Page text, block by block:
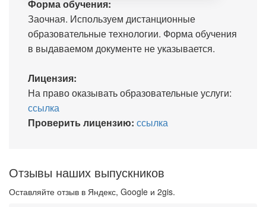
Форма обучения:
Заочная. Используем дистанционные
образовательные технологии. Форма обучения
в выдаваемом документе не указывается.
Лицензия:
На право оказывать образовательные услуги:
ссылка
Проверить лицензию: ссылка
Отзывы наших выпускников
Оставляйте отзыв в Яндекс, Google и 2gis.